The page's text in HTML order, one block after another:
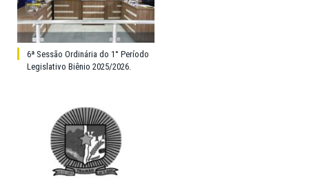
6ª Sessão Ordinária do 1° Período
Legislativo Biênio 2025/2026.